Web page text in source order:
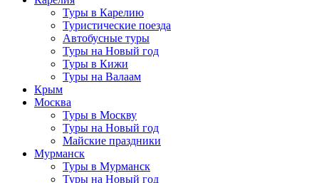
Туры в Карелию
Туристические поезда
Автобусные туры
Туры на Новый год
Туры в Кижи
Туры на Валаам
Крым
Москва
Туры в Москву
Туры на Новый год
Майские праздники
Мурманск
Туры в Мурманск
Туры на Новый год